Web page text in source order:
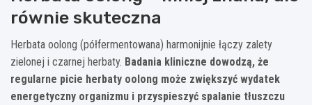
równie skuteczna
Herbata oolong (półfermentowana) harmonijnie łączy zalety
zielonej i czarnej herbaty. Badania kliniczne dowodzą, że
regularne picie herbaty oolong może zwiększyć wydatek
energetyczny organizmu i przyspieszyć spalanie tłuszczu